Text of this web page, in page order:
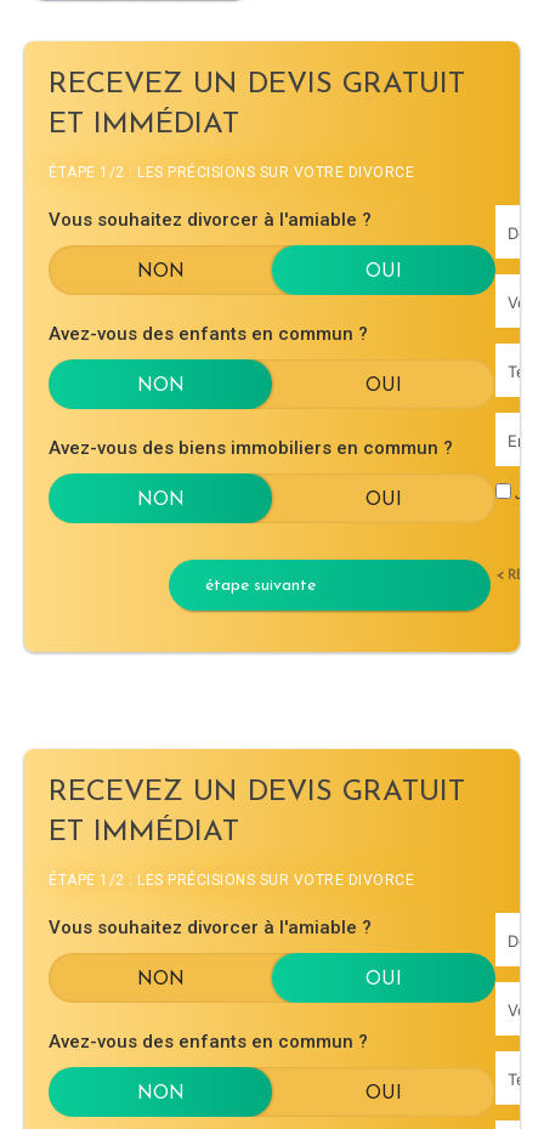
RECEVEZ UN DEVIS GRATUIT
ET IMMÉDIAT
ÉTAPE 1/2 : LES PRÉCISIONS SUR VOTRE DIVORCE
Vous souhaitez divorcer à l'amiable ?
Avez-vous des enfants en commun ?
Avez-vous des biens immobiliers en commun ?
étape suivante <
RECEVEZ UN DEVIS GRATUIT
ET IMMÉDIAT
ÉTAPE 1/2 : LES PRÉCISIONS SUR VOTRE DIVORCE
Vous souhaitez divorcer à l'amiable ?
Avez-vous des enfants en commun ?